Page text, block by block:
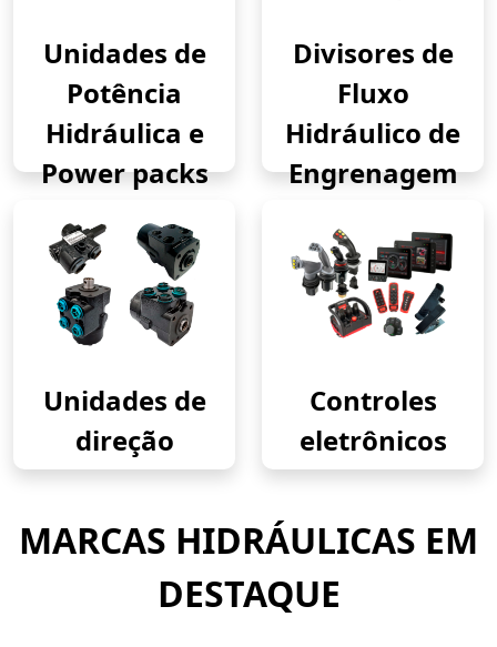
Unidades de
Potência
Hidráulica e
Power packs
Divisores de
Fluxo
Hidráulico de
Engrenagem
Unidades de
direção
Controles
eletrônicos
MARCAS HIDRÁULICAS EM
DESTAQUE